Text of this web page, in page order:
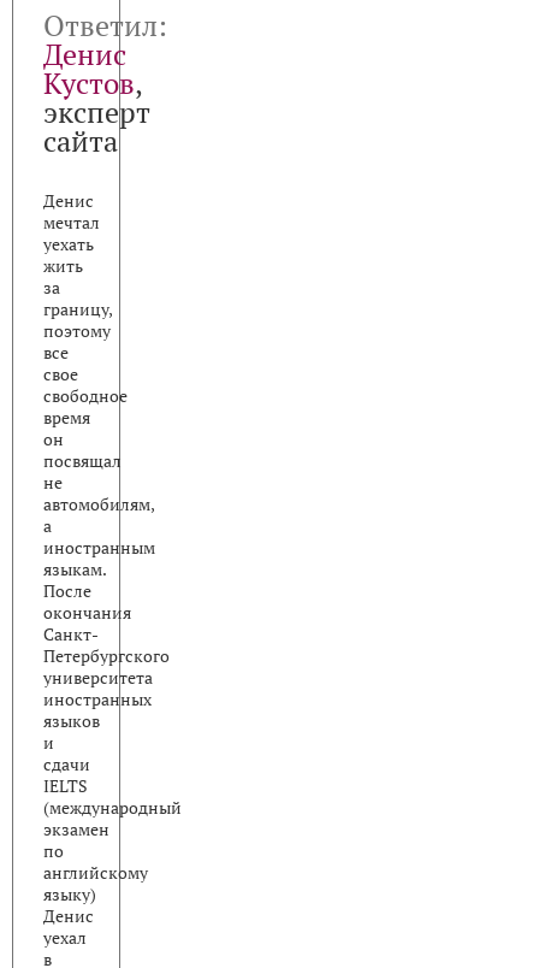
Ответил:
Денис
Кустов,
эксперт
сайта
Денис
мечтал
уехать
жить
за
границу,
поэтому
все
свое
свободное
время
он
посвящал
не
автомобилям,
а
иностранным
языкам.
После
окончания
Санкт-
Петербургского
университета
иностранных
языков
и
сдачи
IELTS
(международный
экзамен
по
английскому
языку)
Денис
уехал
в